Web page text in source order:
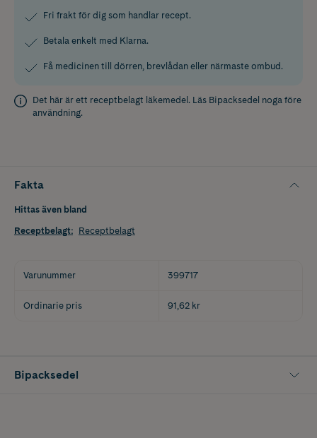
Fri frakt för dig som handlar recept.
Betala enkelt med Klarna.
Få medicinen till dörren, brevlådan eller närmaste ombud.
Det här är ett receptbelagt läkemedel. Läs Bipacksedel noga före
användning.
Fakta
Hittas även bland
Receptbelagt: Receptbelagt
Varunummer 399717
Ordinarie pris 91,62 kr
Bipacksedel